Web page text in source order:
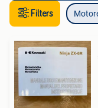
Filters